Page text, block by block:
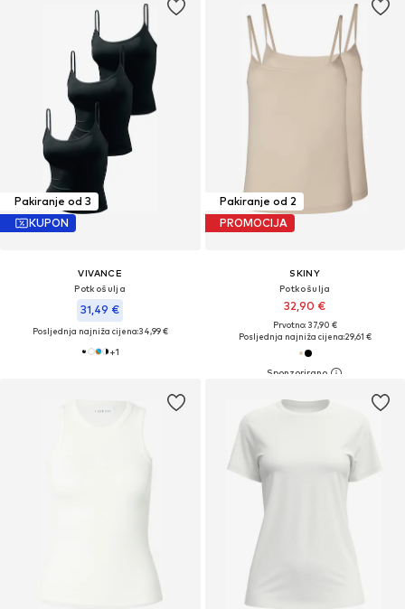
Pakiranje od 3
KUPON
VIVANCE
Potkošulja
31,49 €
Posljednja najniža cijena:34,99 €
+1
Pakiranje od 2
PROMOCIJA
SKINY
Potkošulja
32,90 €
Prvotno: 37,90 €
Posljednja najniža cijena:29,61 €